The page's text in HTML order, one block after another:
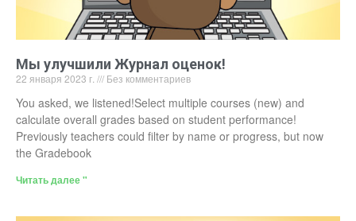
Мы улучшили Журнал оценок!
22 января 2023 г. Без комментариев
You asked, we listened!Select multiple courses (new) and
calculate overall grades based on student performance!
Previously teachers could filter by name or progress, but now
the Gradebook
Читать далее "